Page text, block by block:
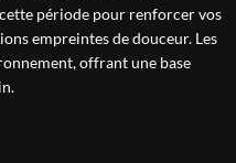
période pour renforcer vos
empreintes de douceur. Les
offrant une base